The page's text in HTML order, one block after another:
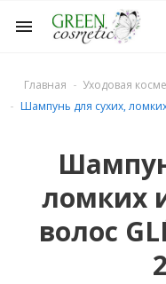
menu
Главная Уходовая
Шампунь для сухих,
ломких
волос